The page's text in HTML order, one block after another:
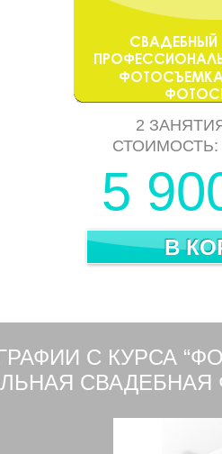
2
СТОИМОСТЬ:
5
С КУРСА